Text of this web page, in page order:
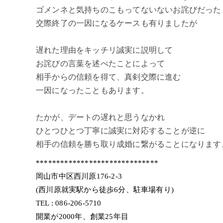
ゴメンネと気持ちのこもってないないお詫びだった
交際終了の一因になるケースも有りましたが
遅れた理由をキッチリ誠実に説明して
お詫びの言葉を述べたことによって
相手からの信頼を得て、真剣交際に進む
一因になったこともあります。
たかが、デートの遅れと思うなかれ
ひとつひとつ丁寧に誠実に対応することが逆に
相手の信頼を勝ち取り成婚に繋がることになります
******************************
岡山市中区西川原176-2-3
(西川原就実駅から徒歩6分、駐車場有り)
TEL : 086-206-5710
開業が2000年、創業25年目